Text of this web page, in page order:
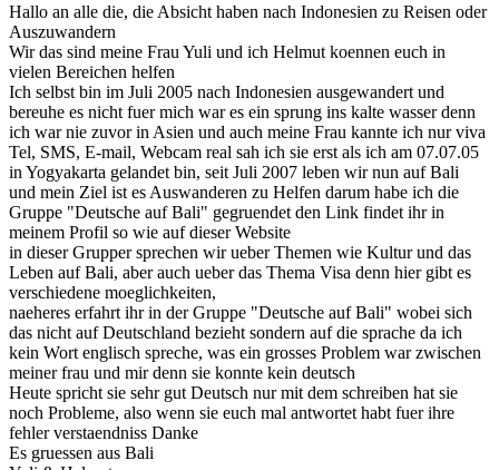
Hallo an alle die, die Absicht haben nach Indonesien zu Reisen oder
Auszuwandern
Wir das sind meine Frau Yuli und ich Helmut koennen euch in
vielen Bereichen helfen
Ich selbst bin im Juli 2005 nach Indonesien ausgewandert und
bereuhe es nicht fuer mich war es ein sprung ins kalte wasser denn
ich war nie zuvor in Asien und auch meine Frau kannte ich nur viva
Tel, SMS, E-mail, Webcam real sah ich sie erst als ich am 07.07.05
in Yogyakarta gelandet bin, seit Juli 2007 leben wir nun auf Bali
und mein Ziel ist es Auswanderen zu Helfen darum habe ich die
Gruppe "Deutsche auf Bali" gegruendet den Link findet ihr in
meinem Profil so wie auf dieser Website
in dieser Grupper sprechen wir ueber Themen wie Kultur und das
Leben auf Bali, aber auch ueber das Thema Visa denn hier gibt es
verschiedene moeglichkeiten,
naeheres erfahrt ihr in der Gruppe "Deutsche auf Bali" wobei sich
das nicht auf Deutschland bezieht sondern auf die sprache da ich
kein Wort englisch spreche, was ein grosses Problem war zwischen
meiner frau und mir denn sie konnte kein deutsch
Heute spricht sie sehr gut Deutsch nur mit dem schreiben hat sie
noch Probleme, also wenn sie euch mal antwortet habt fuer ihre
fehler verstaendniss Danke
Es gruessen aus Bali